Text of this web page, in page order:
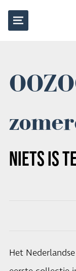
NIETS IS
BACK TO
Het